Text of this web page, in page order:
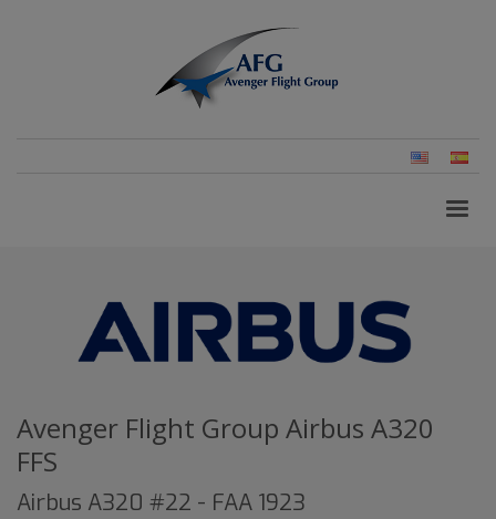
Inglés
Avenger Flight Group Airbus A320
FFS
Airbus A320 #22 - FAA 1923